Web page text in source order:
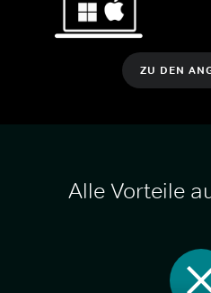
ZU DEN
Alle Vorteile